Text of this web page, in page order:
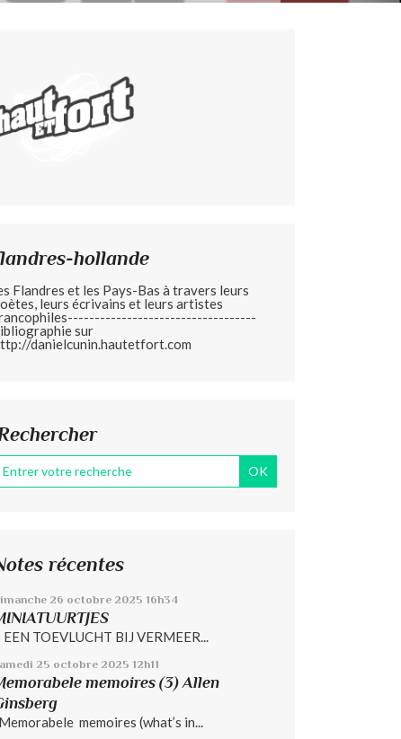
hollande
Flandres et les Pays-Bas à travers leurs
leurs écrivains et leurs artistes
sur
danielcunin.hautetfort.com
récentes
26 octobre 2025 16h34
EEN TOEVLUCHT BIJ VERMEER...
25 octobre 2025 12h11
memoires (3) Allen
Memorabele memoires (what’s in...